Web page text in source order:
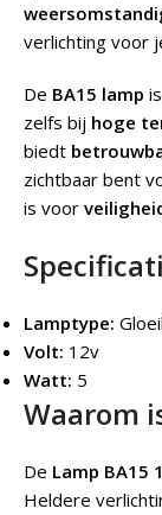
verlichting voor
De BA15 lamp
zelfs bij hoge
biedt
zichtbaar bent
is voor
Lamptype:
Volt: 12v
Watt: 5
Waarom
De Lamp BA15
Heldere